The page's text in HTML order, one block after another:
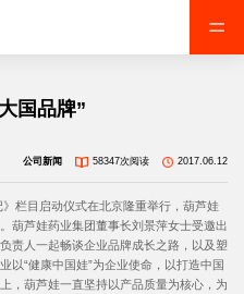
国品牌”
公司新闻 58347次阅读 2017.06.12
栏目启动仪式在北京隆重举行，葫芦娃
葫芦娃药业集团董事长刘景萍女士受邀出
责人一起畅谈企业品牌成长之路，以及塑
以“健康中国娃”为企业使命，以打造中国
，葫芦娃一直坚持以产品质量为核心，为